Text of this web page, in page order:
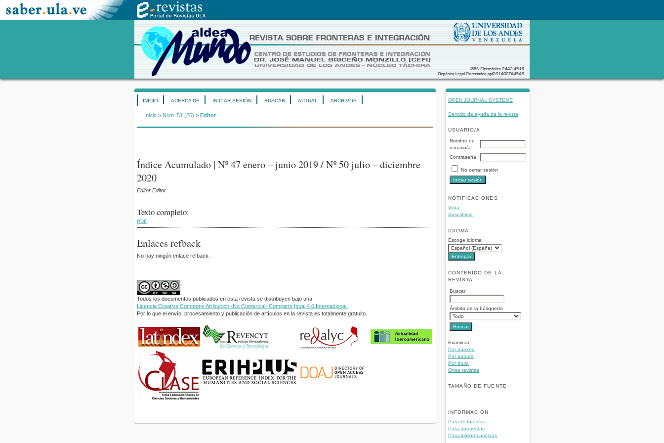
OPEN JOURNAL SYSTEMS
Servicio de ayuda de la revista
USUARIO/A
Nombre de
usuario/a
Contraseña
No cerrar sesión
NOTIFICACIONES
Vista
Suscribirse
IDIOMA
Escoge idioma
CONTENIDO DE LA
REVISTA
Buscar
Ámbito de la búsqueda
Examinar
Por número
Por autor/a
Por título
Otras revistas
TAMAÑO DE FUENTE
INFORMACIÓN
Para lectores/as
Para autores/as
Para bibliotecarios/as
INICIO ACERCA DE INICIAR SESIÓN BUSCAR ACTUAL ARCHIVOS
Inicio > Núm. 51 (26) > Editor
Índice Acumulado | Nº 47 enero – junio 2019 / Nº 50 julio – diciembre
2020
Editor Editor
Texto completo:
PDF
Enlaces refback
No hay ningún enlace refback.
Todos los documentos publicados en esta revista se distribuyen bajo una
Licencia Creative Commons Atribución -No Comercial- Compartir Igual 4.0 Internacional.
Por lo que el envío, procesamiento y publicación de artículos en la revista es totalmente gratuito.